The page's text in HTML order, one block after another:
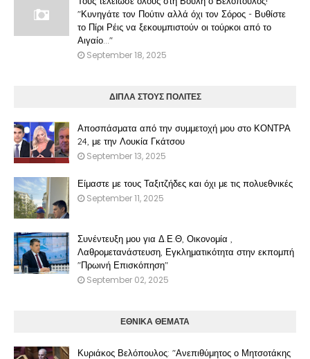
"Κυνηγάτε τον Πούτιν αλλά όχι τον Σόρος - Βυθίστε
το Πίρι Ρέις να ξεκουμπιστούν οι τούρκοι από το
Αιγαίο..."
September 18, 2025
ΔΙΠΛΑ ΣΤΟΥΣ ΠΟΛΙΤΕΣ
Αποσπάσματα από την συμμετοχή μου στο ΚΟΝΤΡΑ
24, με την Λουκία Γκάτσου
September 13, 2025
Είμαστε με τους Ταξιτζήδες και όχι με τις πολυεθνικές
September 11, 2025
Συνέντευξη μου για Δ.Ε.Θ, Οικονομία ,
Λαθρομετανάστευση, Εγκληματικότητα στην εκπομπή
"Πρωινή Επισκόπηση"
September 02, 2025
ΕΘΝΙΚΑ ΘΕΜΑΤΑ
Κυριάκος Βελόπουλος: "Ανεπιθύμητος ο Μητσοτάκης